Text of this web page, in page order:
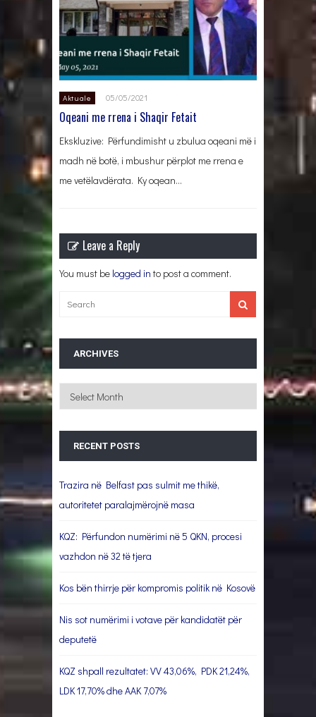
Aktuale 05/05/2021
Oqeani me rrena i Shaqir Fetait
Ekskluzive: Përfundimisht u zbulua oqeani më i
madh në botë, i mbushur përplot me rrena e
me vetëlavdërata. Ky oqean…
Leave a Reply
You must be logged in to post a comment.
ARCHIVES
Archives
RECENT POSTS
Trazira në Belfast pas sulmit me thikë,
autoritetet paralajmërojnë masa
KQZ: Përfundon numërimi në 5 QKN, procesi
vazhdon në 32 të tjera
Kos bën thirrje për kompromis politik në Kosovë
Nis sot numërimi i votave për kandidatët për
deputetë
KQZ shpall rezultatet: VV 43,06%, PDK 21,24%,
LDK 17,70% dhe AAK 7,07%